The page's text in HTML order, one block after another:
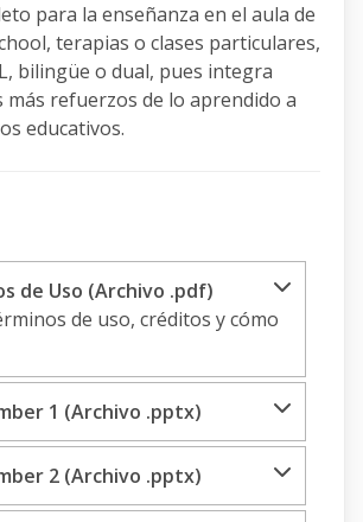
para la enseñanza en el aula de
terapias o clases particulares,
bilingüe o dual, pues integra
más refuerzos de lo aprendido a
educativos.
de Uso (Archivo .pdf)
de uso, créditos y cómo
1 (Archivo .pptx)
2 (Archivo .pptx)